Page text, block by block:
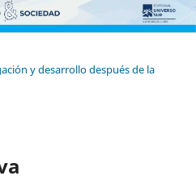
y desarrollo después de la